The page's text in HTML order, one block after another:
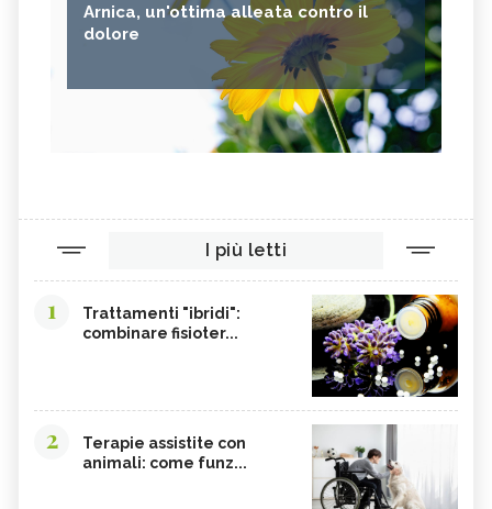
Arnica, un'ottima alleata contro il
dolore
I più letti
1
Trattamenti "ibridi":
combinare fisioter...
2
Terapie assistite con
animali: come funz...